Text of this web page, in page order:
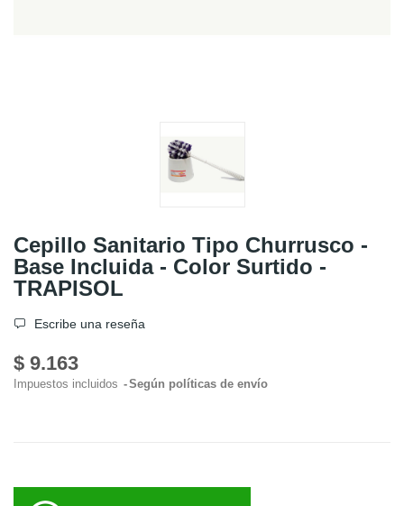
Cepillo Sanitario Tipo Churrusco -
Base Incluida - Color Surtido -
TRAPISOL
Escribe una reseña
$ 9.163
Impuestos incluidos Según políticas de envío